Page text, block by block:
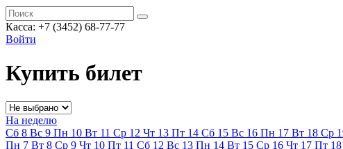
Касса: +7 (3452) 68-77-77
Войти
Купить билет
На неделю
Сб 8 Вс 9 Пн 10 Вт 11 Ср 12 Чт 13 Пт 14 Сб 15 Вс 16 Пн 17 Вт 18 Ср
Пн 7 Вт 8 Ср 9 Чт 10 Пт 11 Сб 12 Вс 13 Пн 14 Вт 15 Ср 16 Чт 17 Пт 18